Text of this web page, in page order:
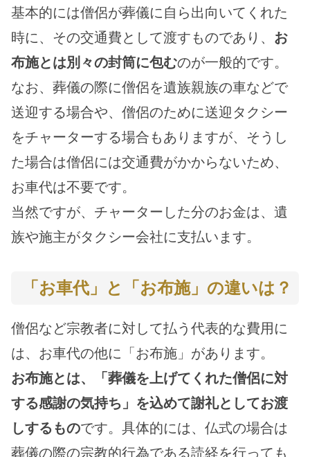
基本的には僧侶が葬儀に自ら出向いてくれた
時に、その交通費として渡すものであり、 お
布施とは別々の封筒に包むのが一般的です。
なお、葬儀の際に僧侶を遺族親族の車などで
送迎する場合や、僧侶のために送迎タクシー
をチャーターする場合もありますが、そうし
た場合は僧侶には交通費がかからないため、
お車代は不要です。
当然ですが、チャーターした分のお金は、遺
族や施主がタクシー会社に支払います。
「お車代」と「お布施」の違いは？
僧侶など宗教者に対して払う代表的な費用に
は、お車代の他に「お布施」があります。
お布施とは、「葬儀を上げてくれた僧侶に対
する感謝の気持ち」を込めて謝礼としてお渡
しするものです。具体的には、仏式の場合は
葬儀の際の宗教的行為である読経を行っても